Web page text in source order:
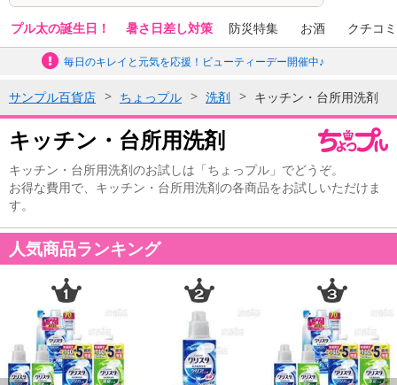
プル太の誕生日！ 暑さ日差し対策 防災特集 お酒 クチコ
毎日のキレイと元気を応援！ビューティーデー開催中♪
サンプル百貨店 ちょっプル 洗剤 キッチン・台所用洗剤
キッチン・台所用洗剤
キッチン・台所用洗剤のお試しは「ちょっプル」でどうぞ。
お得な費用で、キッチン・台所用洗剤の各商品をお試しいただけま
す。
人気商品ランキング